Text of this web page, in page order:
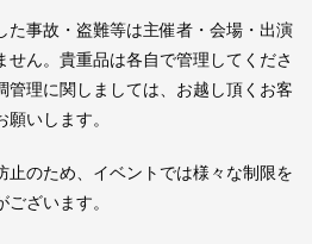
事故・盗難等は主催者・会場・出演
せん。貴重品は各自で管理してくださ
管理に関しましては、お越し頂くお客
いします。
のため、イベントでは様々な制限を
ざいます。